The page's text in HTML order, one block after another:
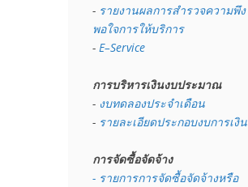
- รายงานผลการสำรวจความพึง
พอใจการให้บริการ
- E–Service
การบริหารเงินงบประมาณ
- งบทดลองประจำเดือน
- รายละเอียดประกอบงบการเงิน
การจัดซื้อจัดจ้าง
- รายการการจัดซื้อจัดจ้างหรือ